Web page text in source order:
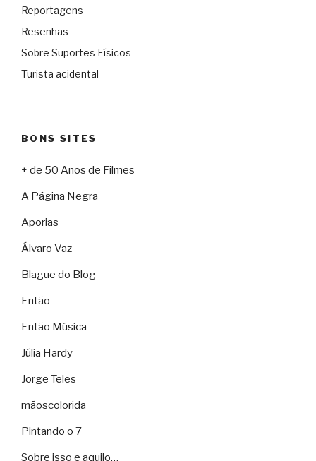
Reportagens
Resenhas
Sobre Suportes Físicos
Turista acidental
BONS SITES
+ de 50 Anos de Filmes
A Página Negra
Aporias
Álvaro Vaz
Blague do Blog
Então
Então Música
Júlia Hardy
Jorge Teles
mãoscolorida
Pintando o 7
Sobre isso e aquilo…